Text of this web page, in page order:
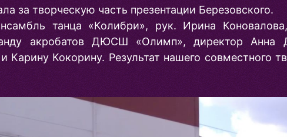
за творческую часть презентации Березовского.
танца «Колибри», рук. Ирина
акробатов ДЮСШ «Олимп», директор Анна
Кокорину. Результат нашего совместного